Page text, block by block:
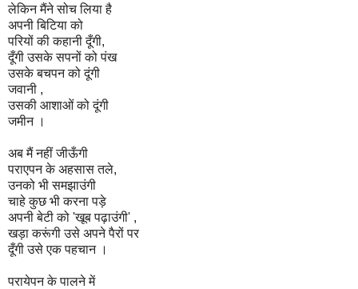
लेकिन मैंने सोच लिया है
अपनी बिटिया को
परियों की कहानी दूँगी,
दूँगी उसके सपनों को पंख
उसके बचपन को दूंगी
जवानी ,
उसकी आशाओं को दूंगी
जमीन ।
अब मैं नहीं जीऊँगी
पराएपन के अहसास तले,
उनको भी समझाउंगी
चाहे कुछ भी करना पड़े
अपनी बेटी को 'खूब पढ़ाउंगी' ,
खड़ा करूंगी उसे अपने पैरों पर
दूँगी उसे एक पहचान ।
परायेपन के पालने में